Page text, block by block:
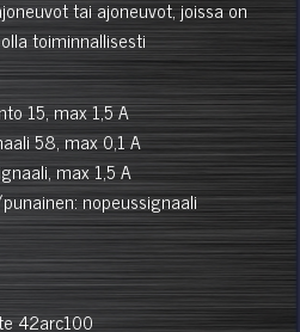
tai ajoneuvot, joissa on
toiminnallisesti
15, max 1,5 A
58, max 0,1 A
max 1,5 A
nopeussignaali
42arc100